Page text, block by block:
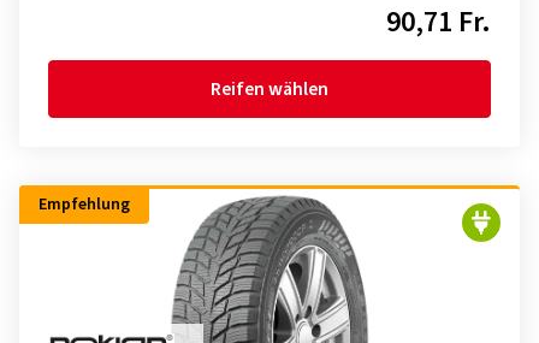
90,71 Fr.
Reifen wählen
Empfehlung